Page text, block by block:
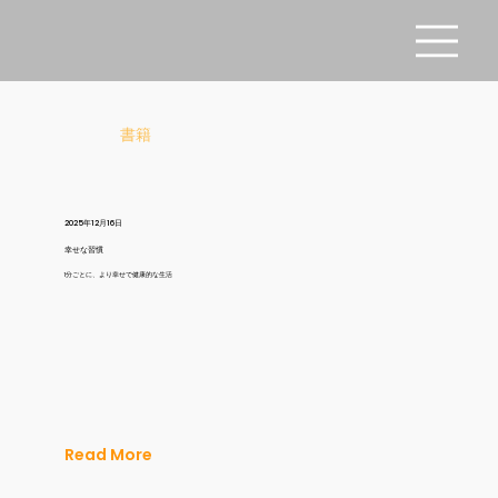
書籍
2025年12月16日
幸せな習慣
1分ごとに、より幸せで健康的な生活
Read More